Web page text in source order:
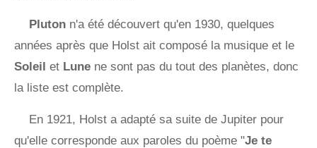
Pluton n'a été découvert qu'en 1930, quelques
années après que Holst ait composé la musique et le
Soleil et Lune ne sont pas du tout des planètes, donc
la liste est complète.
En 1921, Holst a adapté sa suite de Jupiter pour
qu'elle corresponde aux paroles du poème "Je te